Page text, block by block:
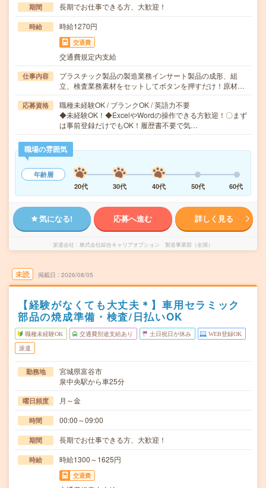
期間 長期でお仕事できる方、大歓迎！
時給 時給1270円
交通費
交通費規定内支給
仕事内容
プラスチック製品の製造業務インサート製品の成形、組
立、検査業務素材をセットしてボタンを押すだけ！原材…
応募資格
職種未経験OK / ブランクOK / 英語力不要
◆未経験OK！◆ExcelやWordの操作できる方歓迎！〇まず
は事前登録だけでもOK！履歴書不要で気…
職場の雰囲気
年齢層
20代
30代 40代 50代 60代
気になる! 応募へ進む 詳しく見る
派遣会社 株式会社綜合キャリアオプション 製造事業部（全国）
未読 掲載日 2026/08/05
【経験がなくても大丈夫＊】車用セラミック
部品の焼成準備・検査/日払いOK
職種未経験OK 交通費別途支給あり 土日祝日が休み WEB登録OK
派遣
勤務地
宮城県富谷市
泉中央駅から車25分
曜日頻度 月～金
時間 00:00～09:00
期間 長期でお仕事できる方、大歓迎！
時給 時給1300～1625円
交通費